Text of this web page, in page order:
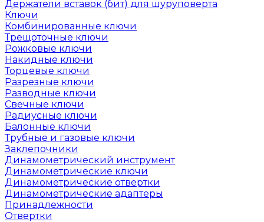
Держатели вставок (бит) для шуруповерта
Ключи
Комбинированные ключи
Трещоточные ключи
Рожковые ключи
Накидные ключи
Торцевые ключи
Разрезные ключи
Разводные ключи
Свечные ключи
Радиусные ключи
Балонные ключи
Трубные и газовые ключи
Заклепочники
Динамометрический инструмент
Динамометрические ключи
Динамометрические отвертки
Динамометрические адаптеры
Принадлежности
Отвертки